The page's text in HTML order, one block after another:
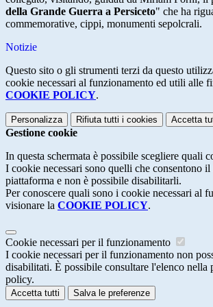
della Grande Guerra a Persiceto" che ha
commemorative, cippi, monumenti sepolcrali.
Notizie
Questo sito o gli strumenti terzi da questo
cookie necessari al funzionamento ed utili alle
COOKIE POLICY.
Personalizza Rifiuta tutti i cookies Accetta
Gestione cookie
In questa schermata è possibile scegliere quali
I cookie necessari sono quelli che consentono
piattaforma e non è possibile disabilitarli.
Per conoscere quali sono i cookie necessari al
visionare la COOKIE POLICY.
Cookie necessari per il funzionamento
I cookie necessari per il funzionamento non
disabilitati. È possibile consultare l'elenco nella
policy.
Accetta tutti Salva le preferenze